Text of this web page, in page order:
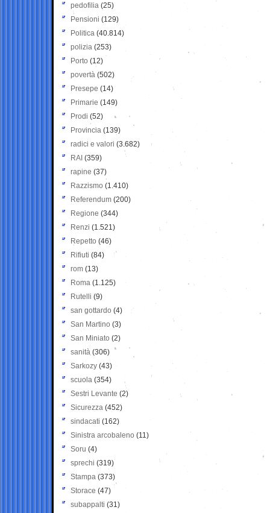
pedofilia (25)
Pensioni (129)
Politica (40.814)
polizia (253)
Porto (12)
povertà (502)
Presepe (14)
Primarie (149)
Prodi (52)
Provincia (139)
radici e valori (3.682)
RAI (359)
rapine (37)
Razzismo (1.410)
Referendum (200)
Regione (344)
Renzi (1.521)
Repetto (46)
Rifiuti (84)
rom (13)
Roma (1.125)
Rutelli (9)
san gottardo (4)
San Martino (3)
San Miniato (2)
sanità (306)
Sarkozy (43)
scuola (354)
Sestri Levante (2)
Sicurezza (452)
sindacati (162)
Sinistra arcobaleno (11)
Soru (4)
sprechi (319)
Stampa (373)
Storace (47)
subappalti (31)